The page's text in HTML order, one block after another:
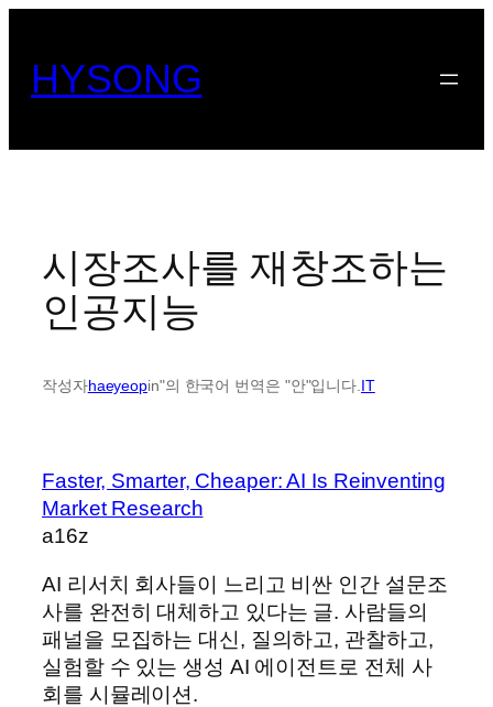
HYSONG
시장조사를 재창조하는
인공지능
작성자haeyeopin"의 한국어 번역은 "안"입니다.IT
Faster, Smarter, Cheaper: AI Is Reinventing
Market Research
a16z
AI 리서치 회사들이 느리고 비싼 인간 설문조
사를 완전히 대체하고 있다는 글. 사람들의
패널을 모집하는 대신, 질의하고, 관찰하고,
실험할 수 있는 생성 AI 에이전트로 전체 사
회를 시뮬레이션.